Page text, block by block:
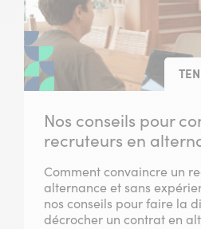
Nos conseils pour
recruteurs en
Comment convaincre un
alternance et sans
nos conseils pour faire la
décrocher un contrat en